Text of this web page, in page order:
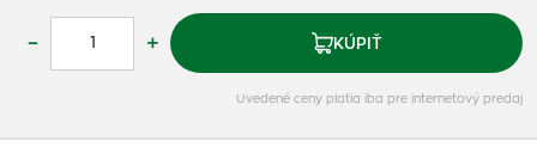
– + KÚPIŤ
Uvedené ceny platia iba pre internetový predaj